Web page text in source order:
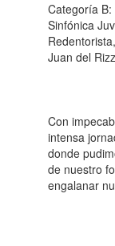
Categoría B:
Sinfónica
Juan del
Con
intensa
donde
de nuestro
engalanar